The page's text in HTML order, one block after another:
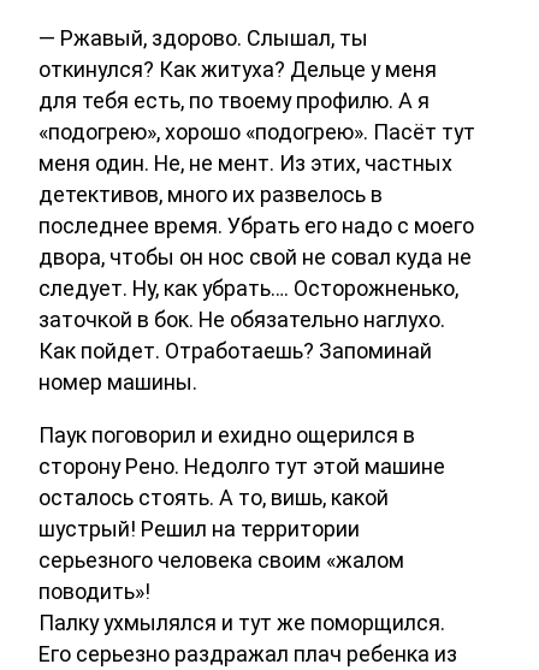
— Ржавый, здорово. Слышал, ты
откинулся? Как житуха? Дельце у меня
для тебя есть, по твоему профилю. А я
«подогрею», хорошо «подогрею». Пасёт тут
меня один. Не, не мент. Из этих, частных
детективов, много их развелось в
последнее время. Убрать его надо с моего
двора, чтобы он нос свой не совал куда не
следует. Ну, как убрать…. Осторожненько,
заточкой в бок. Не обязательно наглухо.
Как пойдет. Отработаешь? Запоминай
номер машины.
Паук поговорил и ехидно ощерился в
сторону Рено. Недолго тут этой машине
осталось стоять. А то, вишь, какой
шустрый! Решил на территории
серьезного человека своим «жалом
поводить»!
Палку ухмылялся и тут же поморщился.
Его серьезно раздражал плач ребенка из